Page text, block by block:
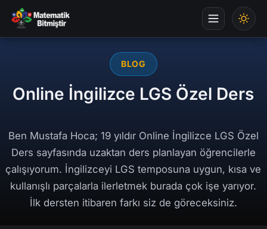
BLOG
Online İngilizce LGS Özel Ders
Ben Mustafa Hoca; 19 yıldır Online İngilizce LGS Özel
Ders sayfasında uzaktan ders planlayan öğrencilerle
çalışıyorum. İngilizceyi LGS temposuna uygun, kısa ve
kullanışlı parçalarla ilerletmek burada çok işe yarıyor.
İlk dersten itibaren farkı siz de göreceksiniz.